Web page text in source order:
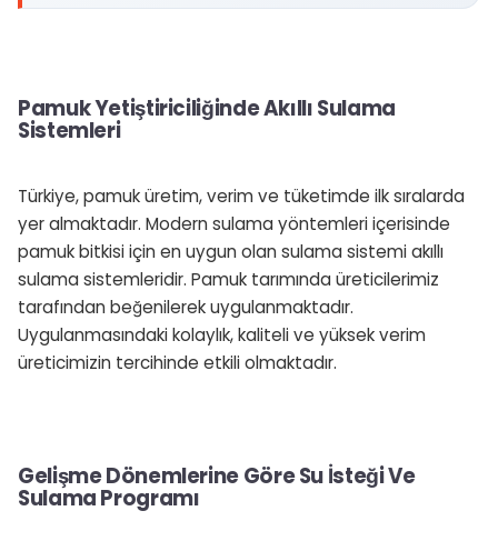
Pamuk Yetiştiriciliğinde Akıllı Sulama
Sistemleri
Türkiye, pamuk üretim, verim ve tüketimde ilk sıralarda
yer almaktadır. Modern sulama yöntemleri içerisinde
pamuk bitkisi için en uygun olan sulama sistemi akıllı
sulama sistemleridir. Pamuk tarımında üreticilerimiz
tarafından beğenilerek uygulanmaktadır.
Uygulanmasındaki kolaylık, kaliteli ve yüksek verim
üreticimizin tercihinde etkili olmaktadır.
Gelişme Dönemlerine Göre Su İsteği Ve
Sulama Programı